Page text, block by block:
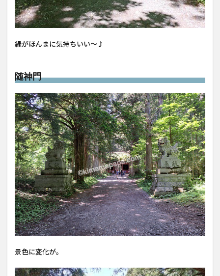
緑がほんまに気持ちいい〜♪
随神門
景色に変化が。